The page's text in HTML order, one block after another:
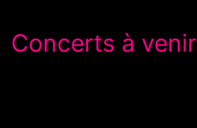
Concerts à venir